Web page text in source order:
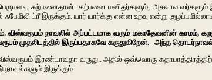
கற்பனைதான். கற்பனை மனிதர்களும், அசலானவர்களும் இடம்
ட்ரீ இருக்கும். யார் யார்க்கு என்ன உறவு என்று
விஸ்வரூபம் நாவலில் அப்பட்டமாக வரும் மகாதேவனின்
முதலிடத்தில் இருப்பதாகவே கருதுகிறேன். அந்த
இரண்டாவதா வருது.. அதில் ஒவ்வொரு
இருக்கும்